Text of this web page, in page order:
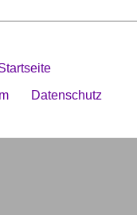
Datenschutz